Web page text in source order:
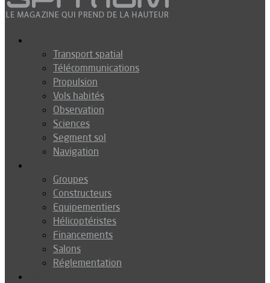
Transport spatial
Télécommunications
Propulsion
Vols habités
Observation
Sciences
Segment sol
Navigation
Groupes
Constructeurs
Equipementiers
Hélicoptéristes
Financements
Salons
Réglementation